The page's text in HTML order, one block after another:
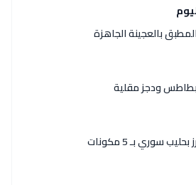
بالعجينة الجاهزة
ودجز مقلية
سوري بـ 5 مكونات